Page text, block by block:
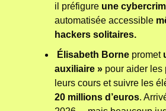
il préfigure
automatisée accessible
hackers solitaires.
Élisabeth Borne promet
auxiliaire » pour aider les
leurs cours et suivre les
20 millions d’euros.